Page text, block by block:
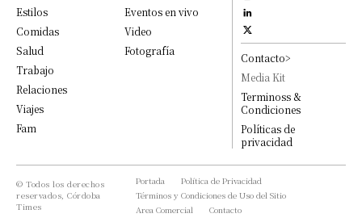
Estilos
Comidas
Salud
Trabajo
Relaciones
Viajes
Fam
Eventos en vivo
Video
Fotografía
Contacto>
Media Kit
Terminoss &
Condiciones
Políticas de
privacidad
© Todos los derechos
reservados, Córdoba
Times
Portada
Política de Privacidad
Términos y Condiciones de Uso del Sitio
Area Comercial
Contacto